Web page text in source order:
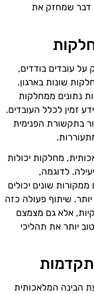
דבר שמחזק את
על עובדים בודדים,
שונות בארגון.
נתונים ממחלקות
זמין לכלל העובדים.
בתקשורת הפנימית
מחלקות יכולות
לדוגמה,
שונים יכולים
שיתוף פעולה כזה
אלא גם מצמצם
יותר את תהליכי
הבינה המלאכותית